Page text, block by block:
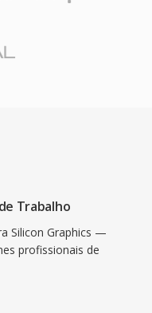
Trabalho
Silicon Graphics —
profissionais de